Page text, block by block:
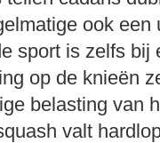
ook
sport is zelfs
op de knieën
belasting van
valt